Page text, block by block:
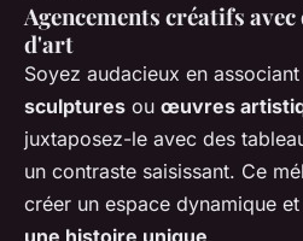
Agencements créatifs
d'art
Soyez audacieux en
sculptures ou œuvres
juxtaposez-le avec des
un contraste saisissant. Ce
créer un espace dynamique